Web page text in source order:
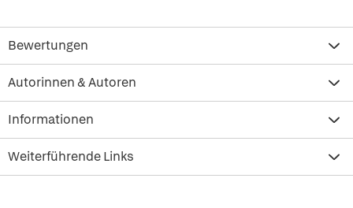
Bewertungen
Autorinnen & Autoren
Informationen
Weiterführende Links